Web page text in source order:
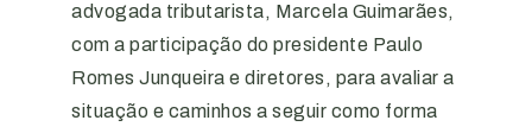
advogada tributarista, Marcela Guimarães,
com a participação do presidente Paulo
Romes Junqueira e diretores, para avaliar a
situação e caminhos a seguir como forma